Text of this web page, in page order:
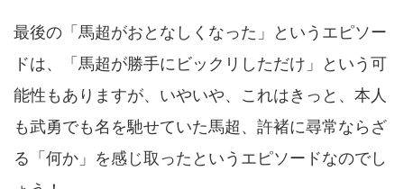
最後の「馬超がおとなしくなった」というエピソー
ドは、「馬超が勝手にビックリしただけ」という可
能性もありますが、いやいや、これはきっと、本人
も武勇でも名を馳せていた馬超、許褚に尋常ならざ
る「何か」を感じ取ったというエピソードなのでし